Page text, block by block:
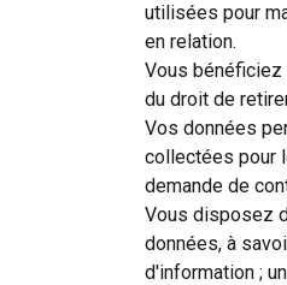
utilisées pour
en relation.
Vous
du droit de
Vos données
collectées pour
demande de
Vous disposez
données, à
d'information ;